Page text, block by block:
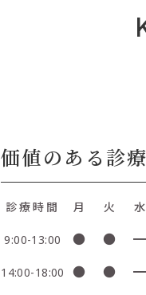
価値のある診
診療時間 月 火 水
9:00-13:00 ● ● ━
14:00-18:00 ● ● ━